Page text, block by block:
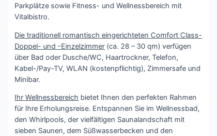
Parkplätze sowie Fitness- und Wellnessbereich mit
Vitalbistro.
Die traditionell romantisch eingerichteten Comfort Class-
Doppel- und -Einzelzimmer (ca. 28 – 30 qm) verfügen
über Bad oder Dusche/WC, Haartrockner, Telefon,
Kabel-/Pay-TV, WLAN (kostenpflichtig), Zimmersafe und
Minibar.
Ihr Wellnessbereich bietet Ihnen den perfekten Rahmen
für Ihre Erholungsreise. Entspannen Sie im Wellnessbad,
den Whirlpools, der vielfältigen Saunalandschaft mit
sieben Saunen, dem Süßwasserbecken und den